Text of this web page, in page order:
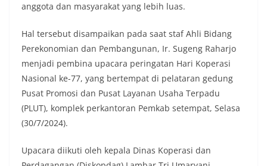
anggota dan masyarakat yang lebih luas.
Hal tersebut disampaikan pada saat staf Ahli Bidang
Perekonomian dan Pembangunan, Ir. Sugeng Raharjo
menjadi pembina upacara peringatan Hari Koperasi
Nasional ke-77, yang bertempat di pelataran gedung
Pusat Promosi dan Pusat Layanan Usaha Terpadu
(PLUT), komplek perkantoran Pemkab setempat, Selasa
(30/7/2024).
Upacara diikuti oleh kepala Dinas Koperasi dan